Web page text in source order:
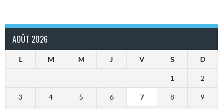
AOÛT 2026
L M M J V S D
1 2
3 4 5 6 7 8 9